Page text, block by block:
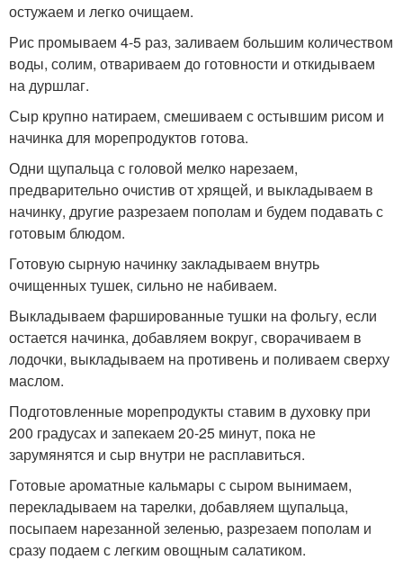
остужаем и легко очищаем.
Рис промываем 4-5 раз, заливаем большим количеством
воды, солим, отвариваем до готовности и откидываем
на дуршлаг.
Сыр крупно натираем, смешиваем с остывшим рисом и
начинка для морепродуктов готова.
Одни щупальца с головой мелко нарезаем,
предварительно очистив от хрящей, и выкладываем в
начинку, другие разрезаем пополам и будем подавать с
готовым блюдом.
Готовую сырную начинку закладываем внутрь
очищенных тушек, сильно не набиваем.
Выкладываем фаршированные тушки на фольгу, если
остается начинка, добавляем вокруг, сворачиваем в
лодочки, выкладываем на противень и поливаем сверху
маслом.
Подготовленные морепродукты ставим в духовку при
200 градусах и запекаем 20-25 минут, пока не
зарумянятся и сыр внутри не расплавиться.
Готовые ароматные кальмары с сыром вынимаем,
перекладываем на тарелки, добавляем щупальца,
посыпаем нарезанной зеленью, разрезаем пополам и
сразу подаем с легким овощным салатиком.